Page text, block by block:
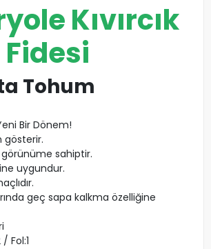
Kıvırcık
Tohum
Bir Dönem!
gösterir.
sahiptir.
uygundur.
geç sapa kalkma özelliğine
Fol:1